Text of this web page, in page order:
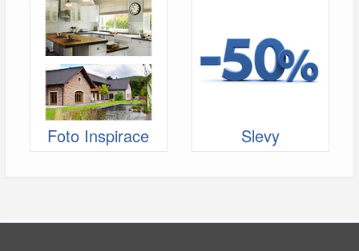
Foto Inspirace Slevy